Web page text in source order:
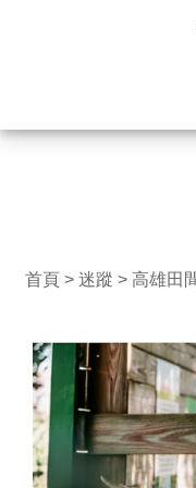
首頁> 迷蹤 > 高雄田